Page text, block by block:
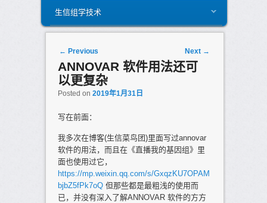
生信组学技术
Post navigation
← Previous Next →
ANNOVAR 软件用法还可
以更复杂
Posted on 2019年1月31日
写在前面：
我多次在博客(生信菜鸟团)里面写过annovar
软件的用法，而且在《直播我的基因组》里
面也使用过它，
https://mp.weixin.qq.com/s/GxqzKU7OPAM
bjbZ5fPk7oQ但那些都是最粗浅的使用而
已，并没有深入了解ANNOVAR 软件的方方